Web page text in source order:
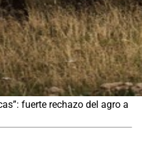
fuerte rechazo del agro a